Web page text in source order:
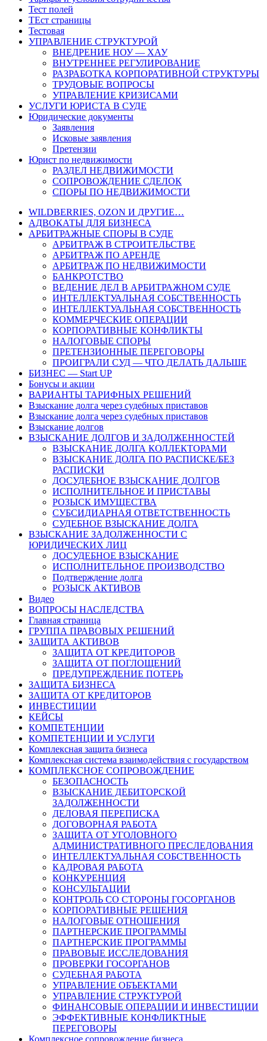
Тест полей
ТЕст страницы
Тестовая
УПРАВЛЕНИЕ СТРУКТУРОЙ
ВНЕДРЕНИЕ НОУ — ХАУ
ВНУТРЕННЕЕ РЕГУЛИРОВАНИЕ
РАЗРАБОТКА КОРПОРАТИВНОЙ СТРУКТУРЫ
ТРУДОВЫЕ ВОПРОСЫ
УПРАВЛЕНИЕ КРИЗИСАМИ
УСЛУГИ ЮРИСТА В СУДЕ
Юридические документы
Заявления
Исковые заявления
Претензии
Юрист по недвижимости
РАЗДЕЛ НЕДВИЖИМОСТИ
СОПРОВОЖДЕНИЕ СДЕЛОК
СПОРЫ ПО НЕДВИЖИМОСТИ
WILDBERRIES, OZON И ДРУГИЕ…
АДВОКАТЫ ДЛЯ БИЗНЕСА
АРБИТРАЖНЫЕ СПОРЫ В СУДЕ
АРБИТРАЖ В СТРОИТЕЛЬСТВЕ
АРБИТРАЖ ПО АРЕНДЕ
АРБИТРАЖ ПО НЕДВИЖИМОСТИ
БАНКРОТСТВО
ВЕДЕНИЕ ДЕЛ В АРБИТРАЖНОМ СУДЕ
ИНТЕЛЛЕКТУАЛЬНАЯ СОБСТВЕННОСТЬ
ИНТЕЛЛЕКТУАЛЬНАЯ СОБСТВЕННОСТЬ
КОММЕРЧЕСКИЕ ОПЕРАЦИИ
КОРПОРАТИВНЫЕ КОНФЛИКТЫ
НАЛОГОВЫЕ СПОРЫ
ПРЕТЕНЗИОННЫЕ ПЕРЕГОВОРЫ
ПРОИГРАЛИ СУД — ЧТО ДЕЛАТЬ ДАЛЬШЕ
БИЗНЕС — Start UP
Бонусы и акции
ВАРИАНТЫ ТАРИФНЫХ РЕШЕНИЙ
Взыскание долга через судебных приставов
Взыскание долга через судебных приставов
Взыскание долгов
ВЗЫСКАНИЕ ДОЛГОВ И ЗАДОЛЖЕННОСТЕЙ
ВЗЫСКАНИЕ ДОЛГА КОЛЛЕКТОРАМИ
ВЗЫСКАНИЕ ДОЛГА ПО РАСПИСКЕ/БЕЗ
РАСПИСКИ
ДОСУДЕБНОЕ ВЗЫСКАНИЕ ДОЛГОВ
ИСПОЛНИТЕЛЬНОЕ И ПРИСТАВЫ
РОЗЫСК ИМУЩЕСТВА
СУБСИДИАРНАЯ ОТВЕТСТВЕННОСТЬ
СУДЕБНОЕ ВЗЫСКАНИЕ ДОЛГА
ВЗЫСКАНИЕ ЗАДОЛЖЕННОСТИ С
ЮРИДИЧЕСКИХ ЛИЦ
ДОСУДЕБНОЕ ВЗЫСКАНИЕ
ИСПОЛНИТЕЛЬНОЕ ПРОИЗВОДСТВО
Подтверждение долга
РОЗЫСК АКТИВОВ
Видео
ВОПРОСЫ НАСЛЕДСТВА
Главная страница
ГРУППА ПРАВОВЫХ РЕШЕНИЙ
ЗАЩИТА АКТИВОВ
ЗАЩИТА ОТ КРЕДИТОРОВ
ЗАЩИТА ОТ ПОГЛОЩЕНИЙ
ПРЕДУПРЕЖДЕНИЕ ПОТЕРЬ
ЗАЩИТА БИЗНЕСА
ЗАЩИТА ОТ КРЕДИТОРОВ
ИНВЕСТИЦИИ
КЕЙСЫ
КОМПЕТЕНЦИИ
КОМПЕТЕНЦИИ И УСЛУГИ
Комплексная защита бизнеса
Комплексная система взаимодействия с государством
КОМПЛЕКСНОЕ СОПРОВОЖДЕНИЕ
БЕЗОПАСНОСТЬ
ВЗЫСКАНИЕ ДЕБИТОРСКОЙ
ЗАДОЛЖЕННОСТИ
ДЕЛОВАЯ ПЕРЕПИСКА
ДОГОВОРНАЯ РАБОТА
ЗАЩИТА ОТ УГОЛОВНОГО
АДМИНИСТРАТИВНОГО ПРЕСЛЕДОВАНИЯ
ИНТЕЛЛЕКТУАЛЬНАЯ СОБСТВЕННОСТЬ
КАДРОВАЯ РАБОТА
КОНКУРЕНЦИЯ
КОНСУЛЬТАЦИИ
КОНТРОЛЬ СО СТОРОНЫ ГОСОРГАНОВ
КОРПОРАТИВНЫЕ РЕШЕНИЯ
НАЛОГОВЫЕ ОТНОШЕНИЯ
ПАРТНЕРСКИЕ ПРОГРАММЫ
ПАРТНЕРСКИЕ ПРОГРАММЫ
ПРАВОВЫЕ ИССЛЕДОВАНИЯ
ПРОВЕРКИ ГОСОРГАНОВ
СУДЕБНАЯ РАБОТА
УПРАВЛЕНИЕ ОБЪЕКТАМИ
УПРАВЛЕНИЕ СТРУКТУРОЙ
ФИНАНСОВЫЕ ОПЕРАЦИИ И ИНВЕСТИЦИИ
ЭФФЕКТИВНЫЕ КОНФЛИКТНЫЕ
ПЕРЕГОВОРЫ